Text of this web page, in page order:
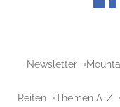
Newsletter
Reiten Themen A-Z